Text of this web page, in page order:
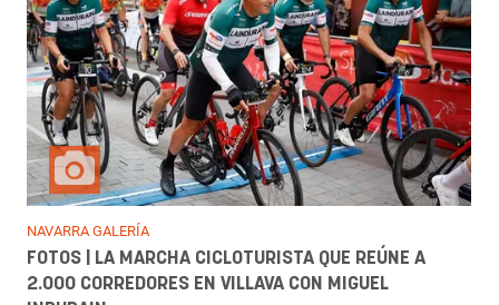
NAVARRA GALERÍA
FOTOS | LA MARCHA CICLOTURISTA QUE REÚNE A
2.000 CORREDORES EN VILLAVA CON MIGUEL